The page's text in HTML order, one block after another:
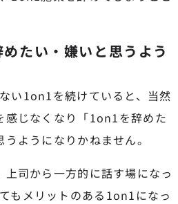
たい・嫌いと思うよう
い1on1を続けていると、当然
じなくなり「1on1を辞めた
ようになりかねません。
司から一方的に話す場になっ
もメリットのある1on1になっ